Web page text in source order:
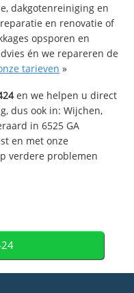
dakgotenreiniging en
en renovatie of
opsporen en
én we repareren de
tarieven »
en we helpen u direct
dus ook in: Wijchen,
in 6525 GA
en met onze
verdere problemen